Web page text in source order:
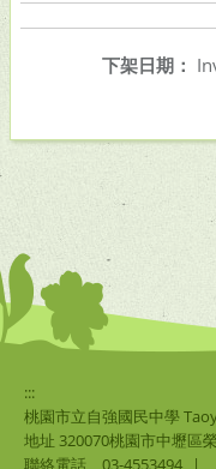
下架日期：
:::
桃園市立自強國民中學
地址 320070桃園市中壢區
聯絡電話
03-4553494 |